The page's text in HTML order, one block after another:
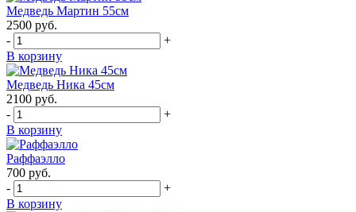
Медведь Мартин 55см
2500 руб.
-
+
В корзину
Медведь Ника 45см
2100 руб.
-
+
В корзину
Раффаэлло
700 руб.
-
+
В корзину